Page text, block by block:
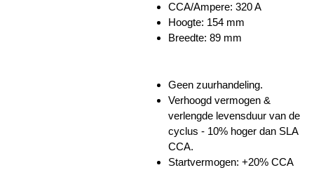
CCA/Ampere: 320 A
Hoogte: 154 mm
Breedte: 89 mm
Geen zuurhandeling.
Verhoogd vermogen &
verlengde levensduur van de
cyclus - 10% hoger dan SLA
CCA.
Startvermogen: +20% CCA